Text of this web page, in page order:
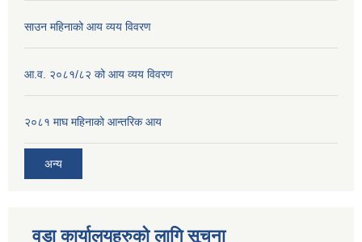
साउन महिनाको आय व्यय विवरण
आ.व. २०८१/८२ को आय व्यय विवरण
२०८१ माघ महिनाको आन्तरिक आय
अन्य
वडा कार्यालयहरुको लागि सूचना